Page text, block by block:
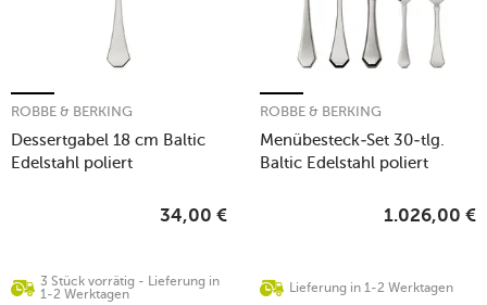
Dessertgabel 18 cm Baltic
Edelstahl poliert
ROBBE & BERKING
3 Stück vorrätig - Lieferung in
1-2 Werktagen
34,00 €
Menübesteck-Set 30-tlg.
Baltic Edelstahl poliert
ROBBE & BERKING
Lieferung in 1-2 Werktagen
1.026,00 €